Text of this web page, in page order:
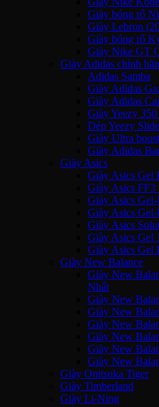
Giày bóng rổ
Giày Lebron
Giày bóng rổ
Giày Nike GT
Giày Adidas chính
Adidas Samba
Giày Adidas
Giày Adidas
Giày Yeezy
Dép Yeezy Slide
Giày Ultra boost
Giày Adidas
Giày Asics
Giày Asics Gel
Giày Asics FF3
Giày Asics
Giày Asics
Giày Asics
Giày Asics Gel
Giày Asics Gel
Giày New Balance
Giày New
Nhất
Giày New
Giày New
Giày New
Giày New
Giày New
Giày New
Giày Onitsuka Tiger
Giày Timberland
Giày Li-Ning